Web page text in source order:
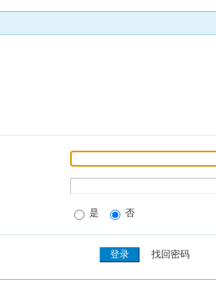
是 否
找回密码